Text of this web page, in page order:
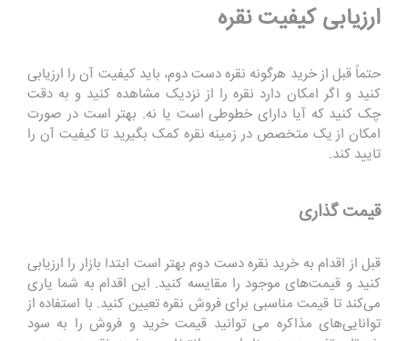
ارزیابی کیفیت نقره
حتماً قبل از خرید هرگونه نقره دست دوم، باید کیفیت آن را ارزیابی
کنید و اگر امکان دارد نقره را از نزدیک مشاهده کنید و به دقت
چک کنید که آیا دارای خطوطی است یا نه. بهتر است در صورت
امکان از یک متخصص در زمینه نقره کمک بگیرید تا کیفیت آن را
تایید کند.
قیمت گذاری
قبل از اقدام به خرید نقره دست دوم بهتر است ابتدا بازار را ارزیابی
کنید و قیمت‌های موجود را مقایسه کنید. این اقدام به شما یاری
می‌کند تا قیمت مناسبی برای فروش نقره تعیین کنید. با استفاده از
توانایی‌های مذاکره می توانید قیمت خرید و فروش را به سود